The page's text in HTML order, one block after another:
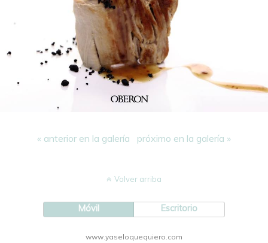
« anterior en la galería próximo en la galería »
Volver arriba
Móvil Escritorio
www.yaseloquequiero.com